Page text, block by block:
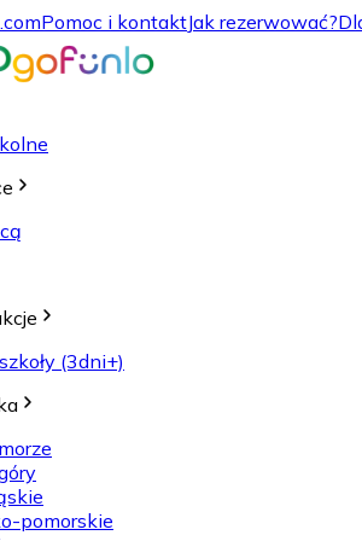
Pomoc i kontaktJak rezerwować?
(3dni+)
pomorskie